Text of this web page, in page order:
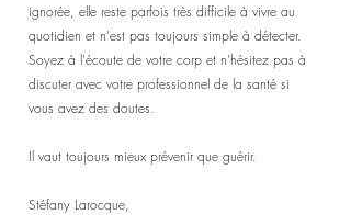
ignorée, elle reste parfois très difficile à vivre au
quotidien et n'est pas toujours simple à détecter.
Soyez à l'écoute de votre corp et n'hésitez pas à
discuter avec votre professionnel de la santé si
vous avez des doutes.
Il vaut toujours mieux prévenir que guérir.
Stéfany Larocque,